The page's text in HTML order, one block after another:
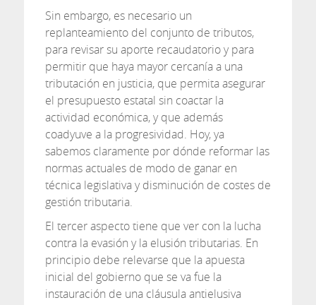
Sin embargo, es necesario un
replanteamiento del conjunto de tributos,
para revisar su aporte recaudatorio y para
permitir que haya mayor cercanía a una
tributación en justicia, que permita asegurar
el presupuesto estatal sin coactar la
actividad económica, y que además
coadyuve a la progresividad. Hoy, ya
sabemos claramente por dónde reformar las
normas actuales de modo de ganar en
técnica legislativa y disminución de costes de
gestión tributaria.
El tercer aspecto tiene que ver con la lucha
contra la evasión y la elusión tributarias. En
principio debe relevarse que la apuesta
inicial del gobierno que se va fue la
instauración de una cláusula antielusiva